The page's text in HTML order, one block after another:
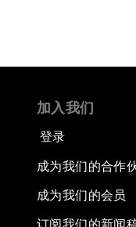
加入我们
登录
成为我们的合作
成为我们的会员